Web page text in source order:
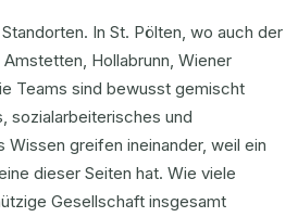
In St. Pölten, wo auch der
Hollabrunn, Wiener
Teams sind bewusst gemischt
sozialarbeiterisches und
greifen ineinander, weil ein
dieser Seiten hat. Wie viele
Gesellschaft insgesamt